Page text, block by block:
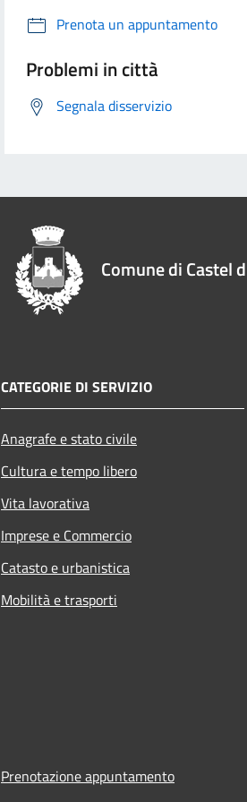
Prenota un appuntamento
Problemi in città
Segnala disservizio
Comune di Castel
CATEGORIE DI SERVIZIO
Anagrafe e stato civile
Cultura e tempo libero
Vita lavorativa
Imprese e Commercio
Catasto e urbanistica
Mobilità e trasporti
Prenotazione appuntamento